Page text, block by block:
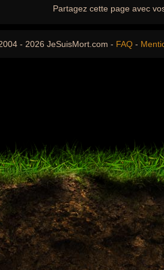
Partagez cette page avec
- 2026 JeSuisMort.com - FAQ -